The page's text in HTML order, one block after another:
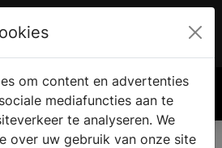
€ 0.00
om content en advertenties
mediafuncties aan te
te analyseren. We
over uw gebruik van onze site